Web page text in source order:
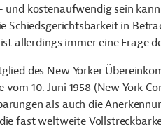
und kostenaufwendig sein
Schiedsgerichtsbarkeit in
allerdings immer eine Frage
des New Yorker
vom 10. Juni 1958 (New York
als auch die
fast weltweite